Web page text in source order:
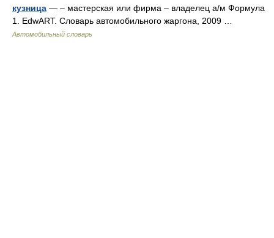
кузница — – мастерская или фирма – владелец а/м Формула
1. EdwART. Словарь автомобильного жаргона, 2009 …
Автомобильный словарь